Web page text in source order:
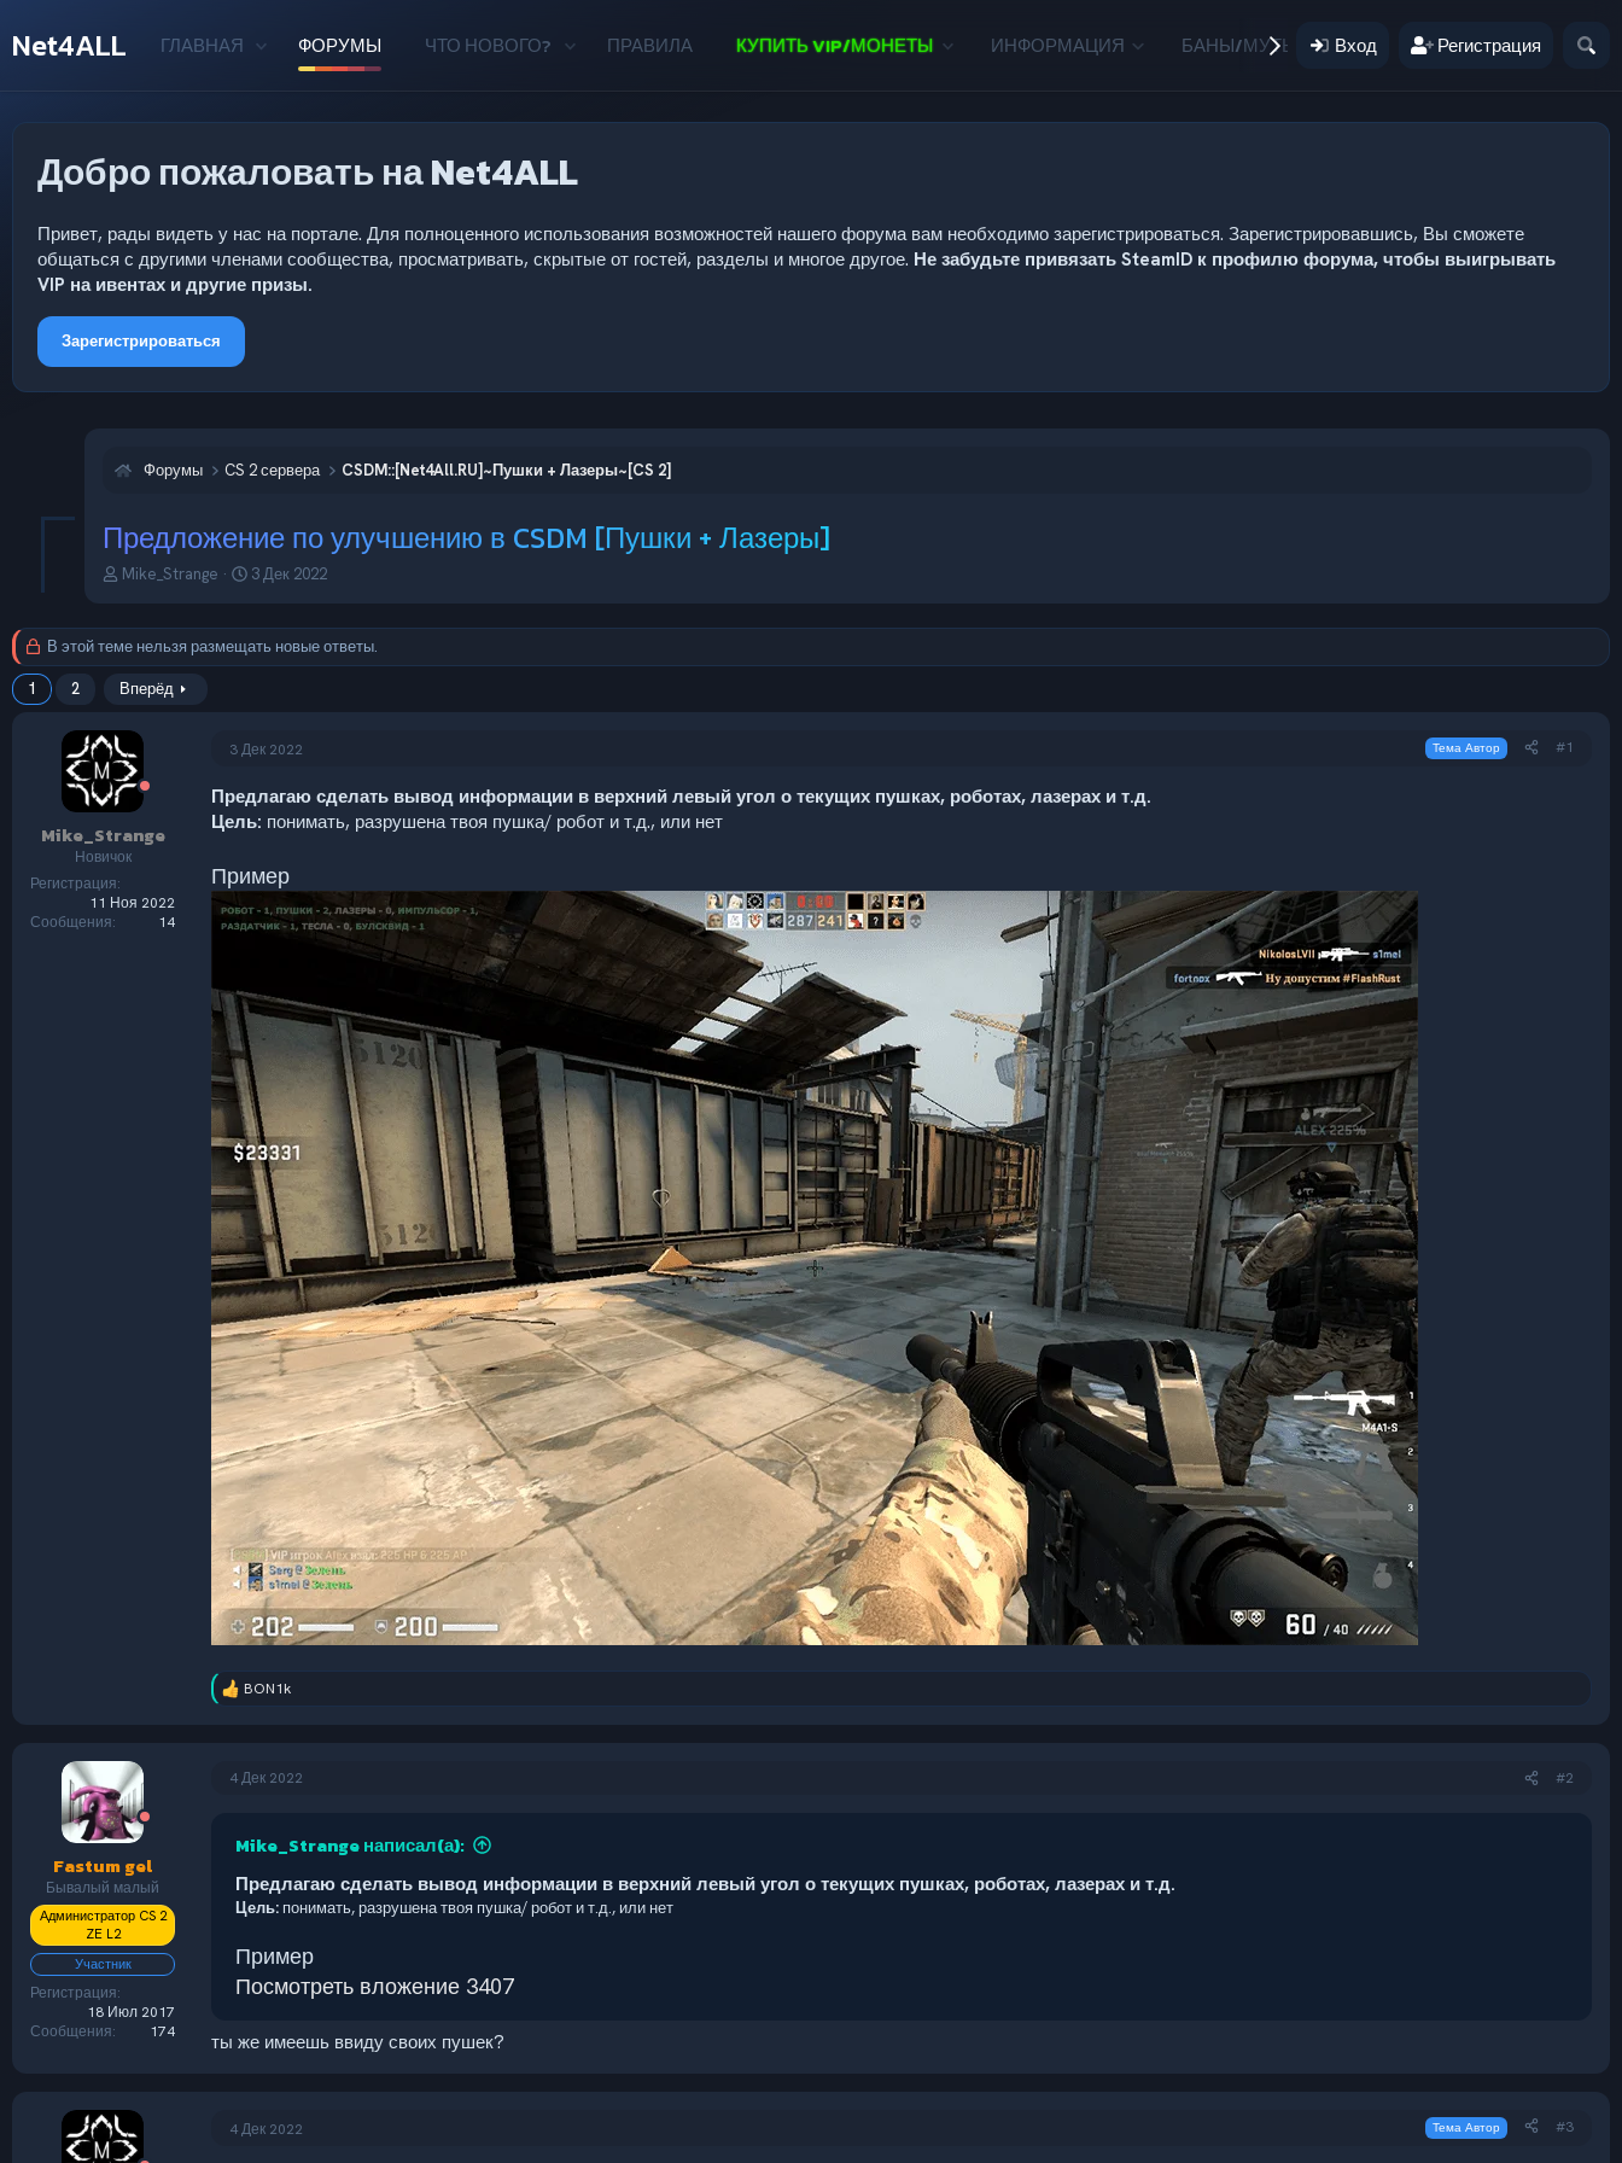
Net4ALL ГЛАВНАЯ ФОРУМЫ ЧТО НОВОГО? ПРАВИЛА КУПИТЬ VIP/МОНЕТЫ ИНФОРМАЦИЯ БАНЫ/МУТЫ ПОЖЕРТВОВАНИЯ
Вход Регистрация
Добро пожаловать на Net4ALL
Привет, рады видеть у нас на портале. Для полноценного использования возможностей нашего форума вам необходимо зарегистрироваться. Зарегистрировавшись, Вы сможете
общаться с другими членами сообщества, просматривать, скрытые от гостей, разделы и многое другое. Не забудьте привязать SteamID к профилю форума, чтобы выигрывать
VIP на ивентах и другие призы.
Зарегистрироваться
Форумы CS 2 сервера CSDM::[Net4All.RU]~Пушки + Лазеры~[CS 2]
Предложение по улучшению в CSDM [Пушки + Лазеры]
А
т
ы
Mike_Strange
Д
л
3 Дек 2022
В этой теме нельзя размещать новые ответы.
1 2 Вперёд
Mike_Strange
Новичок
Регистрация
11 Ноя 2022
Сообщения
14
3 Дек 2022 Тема Автор #1
Предлагаю сделать вывод информации в верхний левый угол о текущих пушках, роботах, лазерах и т.д.
Цель: понимать, разрушена твоя пушка/ робот и т.д., или нет
Пример
Р
BON1k
Fastum gel
Бывалый малый
Администратор CS 2
ZE L2
Участник
Регистрация
18 Июл 2017
Сообщения
174
4 Дек 2022 #2
Mike_Strange написал(а):
Предлагаю сделать вывод информации в верхний левый угол о текущих пушках, роботах, лазерах и т.д.
Цель: понимать, разрушена твоя пушка/ робот и т.д., или нет
Пример
Посмотреть вложение 3407
ты же имеешь ввиду своих пушек?
4 Дек 2022 Тема Автор #3